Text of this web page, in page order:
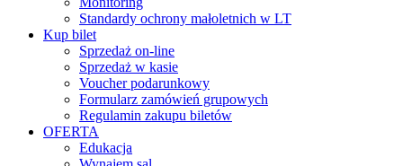
Standardy ochrony małoletnich w LT
Kup bilet
Sprzedaż on-line
Sprzedaż w kasie
Voucher podarunkowy
Formularz zamówień grupowych
Regulamin zakupu biletów
OFERTA
Edukacja